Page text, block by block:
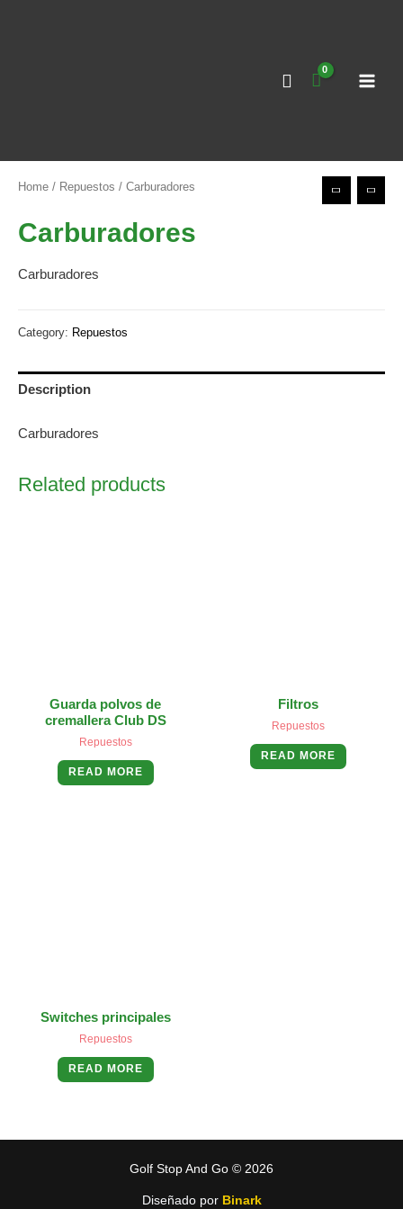
Home / Repuestos / Carburadores
Carburadores
Carburadores
Category: Repuestos
Description
Carburadores
Related products
Guarda polvos de
cremallera Club DS
Repuestos
READ MORE
Filtros
Repuestos
READ MORE
Switches principales
Repuestos
READ MORE
Golf Stop And Go © 2026
Diseñado por Binark